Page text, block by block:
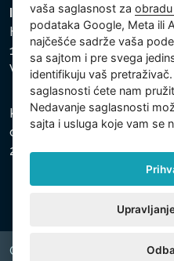
Intex Trading, s.r.o.
Hradecká 2526/3
130 00 Praha 3
Vinohrady - Česká republika
Kompanija je registrovana u
odeljak C, uložak 74759,
26150808, Poreski
Copyright © 2026 INTEX
vaša saglasnost za
podataka Google, Meta ili
najčešće sadrže vaša
sa sajtom i pre svega
identifikuju vaš
saglasnosti ćete nam
Nedavanje saglasnosti
sajta i usluga koje vam se